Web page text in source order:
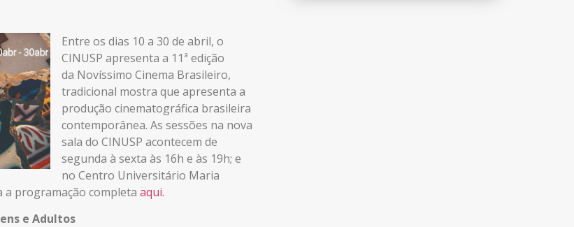
Entre os dias 10 a 30 de abril, o
CINUSP apresenta a 11ª edição
da Novíssimo Cinema Brasileiro,
tradicional mostra que apresenta a
produção cinematográfica brasileira
contemporânea. As sessões na nova
sala do CINUSP acontecem de
segunda à sexta às 16h e às 19h; e
no Centro Universitário Maria
a programação completa aqui.
e Adultos